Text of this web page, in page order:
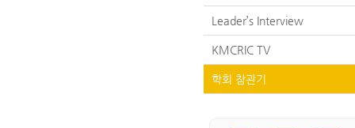
Leader’s Interview
KMCRIC TV
학회 참관기